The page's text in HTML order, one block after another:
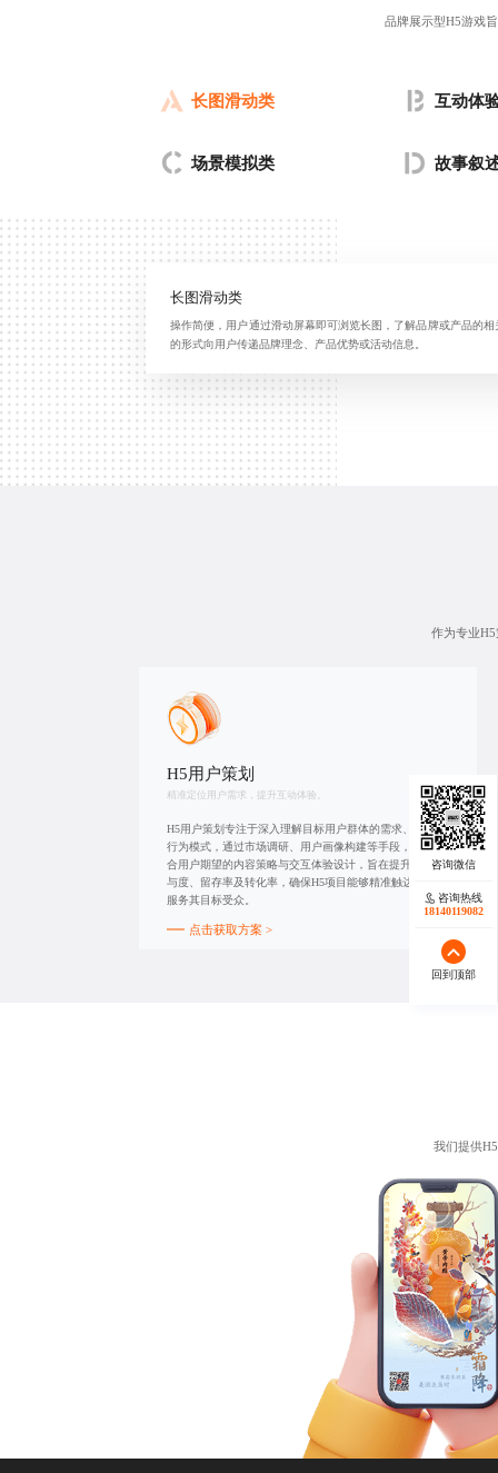
品牌展示型H5游戏
长图滑动类 互动体
场景模拟类 故事叙
长图滑动类
操作简便，用户通过滑动屏幕即可浏览长图，了解品牌或产品的
的形式向用户传递品牌理念、产品优势或活动信息。
作为专业
H5用户策划
精准定位用户需求，提升互动体验。
H5用户策划专注于深入理解目标用户群体的需求、偏好及
行为模式，通过市场调研、用户画像构建等手段，制定符
合用户期望的内容策略与交互体验设计，旨在提升用户参
与度、留存率及转化率，确保H5项目能够精准触达并有效
服务其目标受众。
点击获取方案 >
我们提供
咨询热线
18140119082
回到顶部